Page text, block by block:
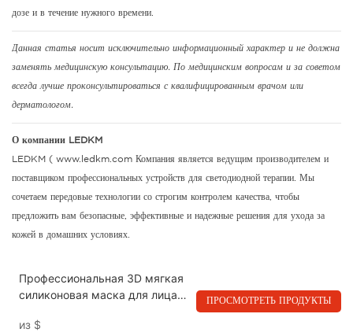
дозе и в течение нужного времени.
Данная статья носит исключительно информационный характер и не должна
заменять медицинскую консультацию. По медицинским вопросам и за советом
всегда лучше проконсультироваться с квалифицированным врачом или
дерматологом.
О компании LEDKM
LEDKM ( www.ledkm.com Компания является ведущим производителем и
поставщиком профессиональных устройств для светодиодной терапии. Мы
сочетаем передовые технологии со строгим контролем качества, чтобы
предложить вам безопасные, эффективные и надежные решения для ухода за
кожей в домашних условиях.
Профессиональная 3D мягкая
силиконовая маска для лица с
лица
из $
ПРОСМОТРЕТЬ ПРОДУКТЫ